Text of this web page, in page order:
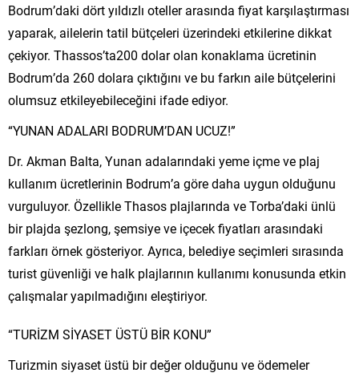
Bodrum’daki dört yıldızlı oteller arasında fiyat karşılaştırması
yaparak, ailelerin tatil bütçeleri üzerindeki etkilerine dikkat
çekiyor. Thassos’ta200 dolar olan konaklama ücretinin
Bodrum’da 260 dolara çıktığını ve bu farkın aile bütçelerini
olumsuz etkileyebileceğini ifade ediyor.
“YUNAN ADALARI BODRUM’DAN UCUZ!”
Dr. Akman Balta, Yunan adalarındaki yeme içme ve plaj
kullanım ücretlerinin Bodrum’a göre daha uygun olduğunu
vurguluyor. Özellikle Thasos plajlarında ve Torba’daki ünlü
bir plajda şezlong, şemsiye ve içecek fiyatları arasındaki
farkları örnek gösteriyor. Ayrıca, belediye seçimleri sırasında
turist güvenliği ve halk plajlarının kullanımı konusunda etkin
çalışmalar yapılmadığını eleştiriyor.
“TURİZM SİYASET ÜSTÜ BİR KONU”
Turizmin siyaset üstü bir değer olduğunu ve ödemeler